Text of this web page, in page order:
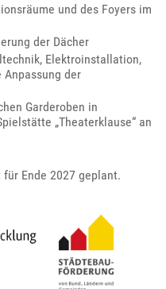
und des Foyers im
der Dächer
Elektroinstallation,
der
Garderoben in
„Theaterklause“ an
Ende 2027 geplant.